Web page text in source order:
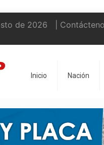
de 2026 |
Inicio Nación